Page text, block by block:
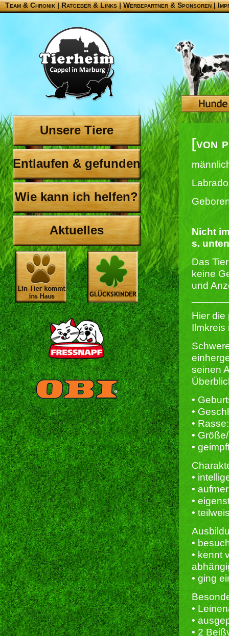
Team & Chronik |Ratgeber & Links|Werbepartner & Sponsoren|
Unsere Tiere
Entlaufen & gefunden
Wie kann ich helfen?
Aktuelles
[von
Nicht
s.
Das
keine
und
Hier die
Ilmkreis
seinen
•
•
•
•
•
•
•
•
•
•
• kennt
• ging
•
•
• 2